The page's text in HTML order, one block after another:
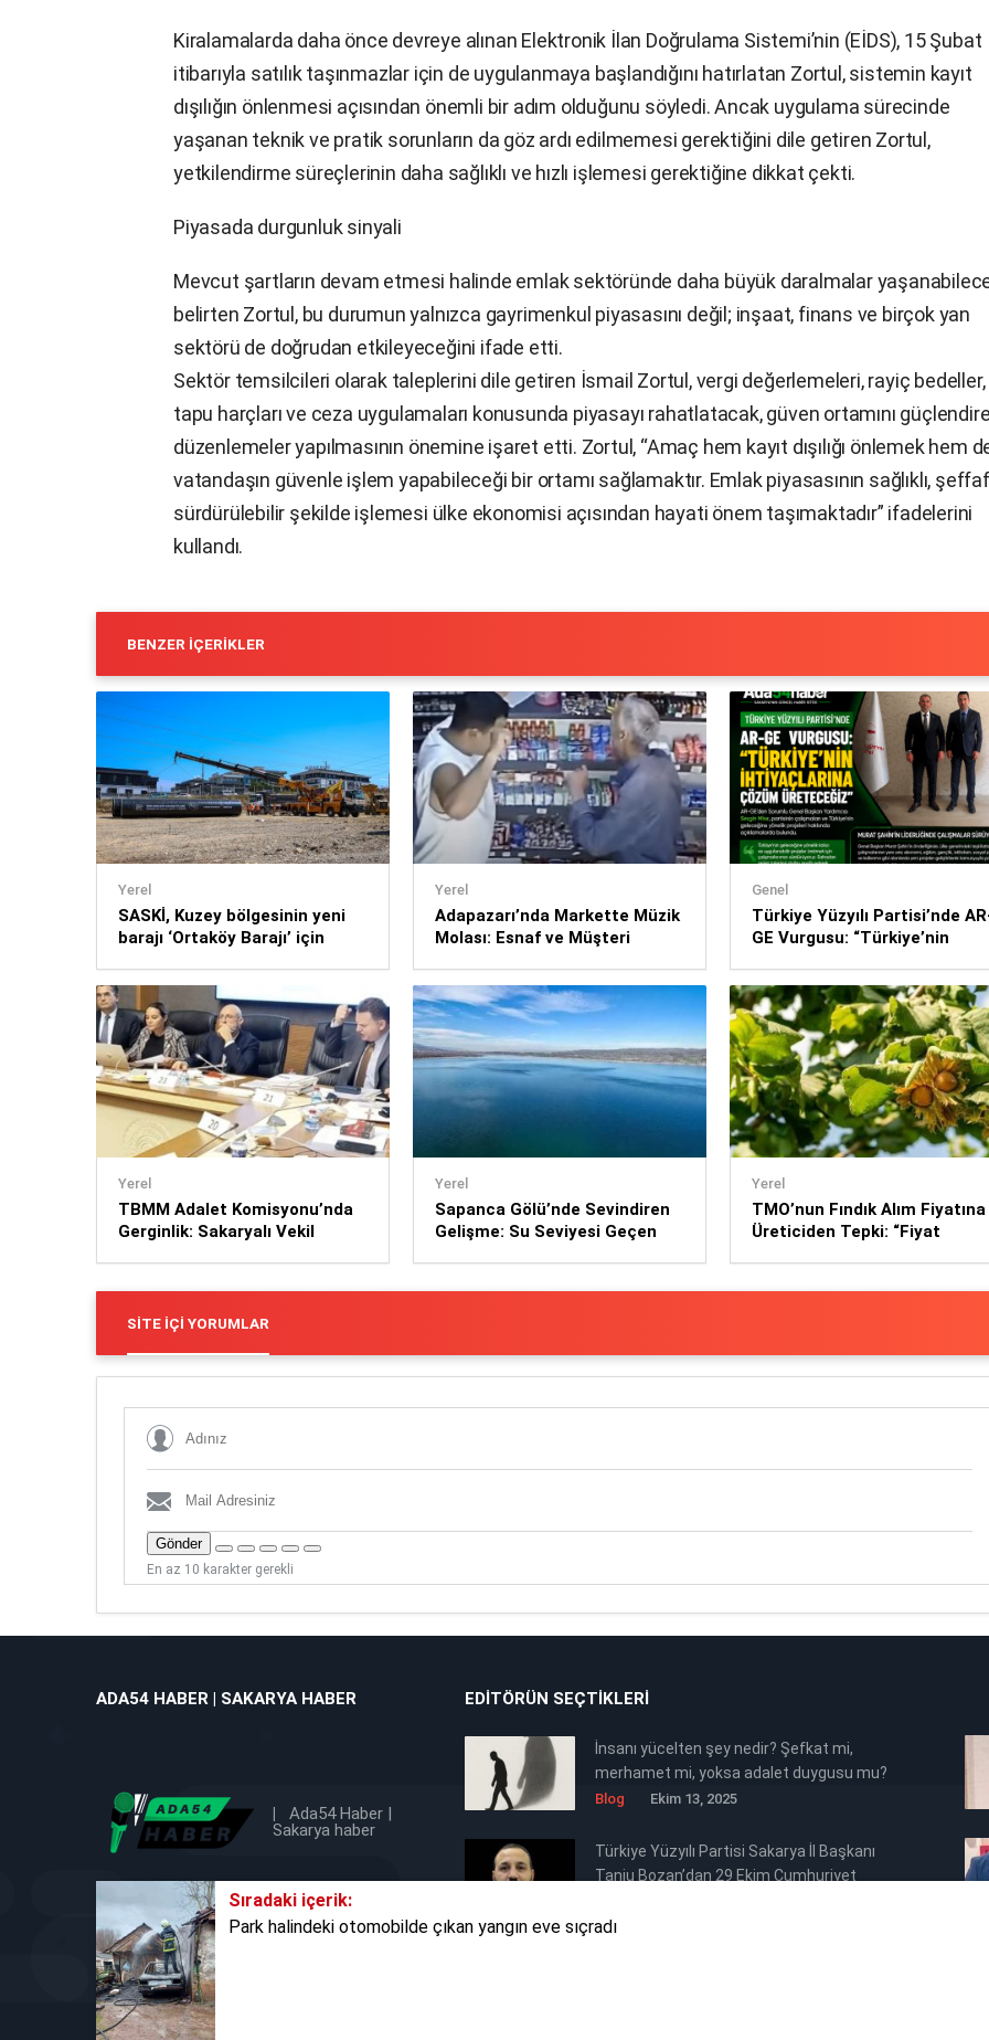
Sıradaki içerik:
Park halindeki otomobilde çıkan yangın eve sıçradı
Kiralamalarda daha önce devreye alınan Elektronik İlan Doğrulama Sistemi’nin (EİDS), 15 Şubat
itibarıyla satılık taşınmazlar için de uygulanmaya başlandığını hatırlatan Zortul, sistemin kayıt
dışılığın önlenmesi açısından önemli bir adım olduğunu söyledi. Ancak uygulama sürecinde
yaşanan teknik ve pratik sorunların da göz ardı edilmemesi gerektiğini dile getiren Zortul,
yetkilendirme süreçlerinin daha sağlıklı ve hızlı işlemesi gerektiğine dikkat çekti.
Piyasada durgunluk sinyali
Mevcut şartların devam etmesi halinde emlak sektöründe daha büyük daralmalar
belirten Zortul, bu durumun yalnızca gayrimenkul piyasasını değil; inşaat, finans ve birçok yan
sektörü de doğrudan etkileyeceğini ifade etti.
Sektör temsilcileri olarak taleplerini dile getiren İsmail Zortul, vergi değerlemeleri, rayiç bedeller,
tapu harçları ve ceza uygulamaları konusunda piyasayı rahatlatacak, güven ortamını
düzenlemeler yapılmasının önemine işaret etti. Zortul, “Amaç hem kayıt dışılığı önlemek hem
vatandaşın güvenle işlem yapabileceği bir ortamı sağlamaktır. Emlak piyasasının sağlıklı,
sürdürülebilir şekilde işlemesi ülke ekonomisi açısından hayati önem taşımaktadır” ifadelerini
kullandı.
BENZER İÇERIKLER
Yerel
SASKİ, Kuzey bölgesinin yeni
barajı ‘Ortaköy Barajı’ için
Yerel
Adapazarı’nda Markette Müzik
Molası: Esnaf ve Müşteri
Genel
Türkiye Yüzyılı Partisi’nde
GE Vurgusu: “Türkiye’nin
Üreteceğiz”
Yerel
TBMM Adalet Komisyonu’nda
Gerginlik: Sakaryalı Vekil
Yerel
Sapanca Gölü’nde Sevindiren
Gelişme: Su Seviyesi Geçen
Yerel
TMO’nun Fındık Alım Fiyatına
Üreticiden Tepki: “Fiyat
SITE İÇI YORUMLAR
Gönder
En az 10 karakter gerekli
ADA54 HABER | SAKARYA HABER
Ada54 Haber |
Sakarya haber
EDITÖRÜN SEÇTIKLERI
İnsanı yücelten şey nedir? Şefkat mi,
merhamet mi, yoksa adalet duygusu mu?
Blog Ekim 13, 2025
Türkiye Yüzyılı Partisi Sakarya İl Başkanı
Tanju Bozan’dan 29 Ekim Cumhuriyet